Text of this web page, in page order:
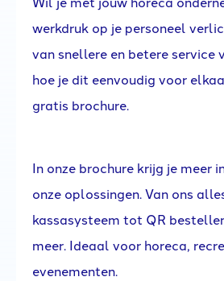
werkdruk op je personeel
van snellere en betere service
hoe je dit eenvoudig voor
gratis brochure.
In onze brochure krijg je meer
onze oplossingen. Van ons
kassasysteem tot QR
meer. Ideaal voor horeca,
evenementen.